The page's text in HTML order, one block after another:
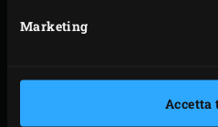
Marketing
Accetta
ghisa in modo che